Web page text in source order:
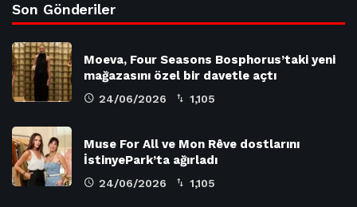
Son Gönderiler
Moeva, Four Seasons Bosphorus’taki yeni
mağazasını özel bir davetle açtı
24/06/2026 1,105
Muse For All ve Mon Rêve dostlarını
İstinyePark’ta ağırladı
24/06/2026 1,105